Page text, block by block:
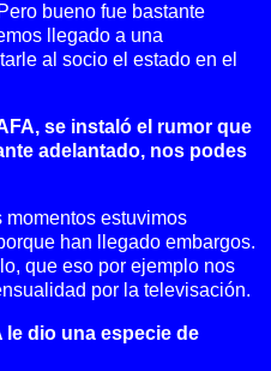
bueno fue bastante
llegado a una
al socio el estado en el
, se instaló el rumor que
adelantado, nos podes
estuvimos
han llegado embargos.
que eso por ejemplo nos
por la televisación.
le dio una especie de